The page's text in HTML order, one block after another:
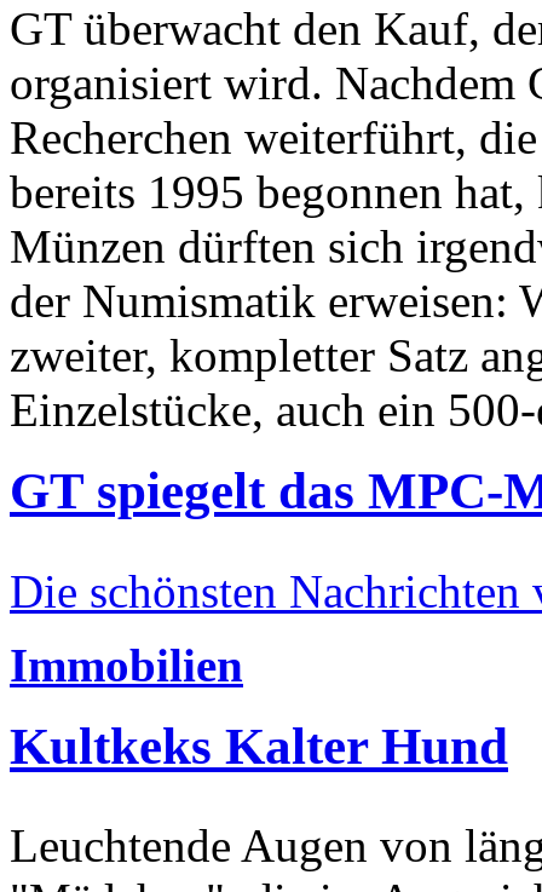
GT überwacht den Kauf,
organisiert wird. Nachdem
Recherchen weiterführt,
bereits 1995 begonnen
Münzen dürften sich
der Numismatik erweisen:
zweiter, kompletter Satz
Einzelstücke, auch ein
GT spiegelt das MPC-
Die schönsten Nachrichten
Immobilien
Kultkeks Kalter Hund
Leuchtende Augen von